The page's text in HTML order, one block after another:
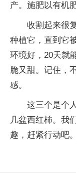
产。施肥以有机
收割起来很
种植它，直到它
环境好，20天就
脆又甜。记住，
感。
这三个是个
几盆西红柿。我
趣，赶紧行动吧